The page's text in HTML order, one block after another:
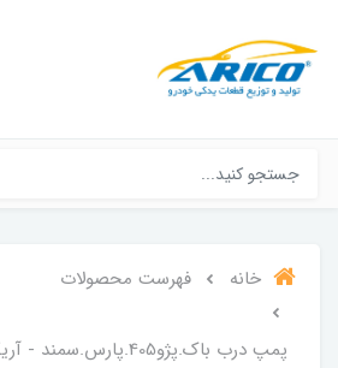
خانه فهرست محصولات